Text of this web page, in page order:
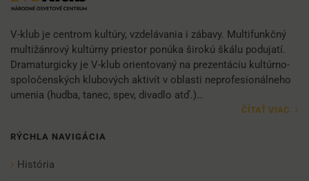
V-klub je centrom kultúry, vzdelávania i zábavy. Multifunkčný
multižánrový kultúrny priestor ponúka širokú škálu podujatí.
Dramaturgicky je V-klub orientovaný na prezentáciu kultúrno-
spoločenských klubových aktivít v oblasti neprofesionálneho
umenia (hudba, tanec, spev, divadlo atď.)…
ČÍTAŤ VIAC
RÝCHLA NAVIGÁCIA
História